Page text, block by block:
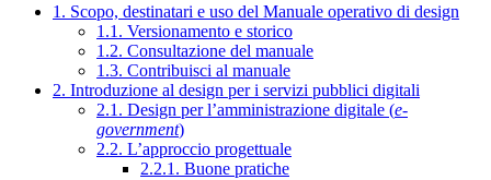
1. Scopo, destinatari e uso del Manuale operativo di design
1.1. Versionamento e storico
1.2. Consultazione del manuale
1.3. Contribuisci al manuale
2. Introduzione al design per i servizi pubblici digitali
2.1. Design per l’amministrazione digitale (e-
government)
2.2. L’approccio progettuale
2.2.1. Buone pratiche